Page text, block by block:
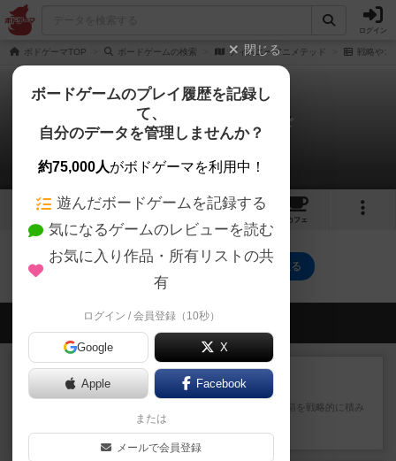
ログイン
ボドゲーマTOP ボードゲームの検索 ディズニーアニメテッド 戦略やコ
ディズニーアニメテッド
0件の戦略やコツ
6 2
カフェ
ディズニーアニメテッドのトップに戻る
会員の新しい投稿
ルール/インスト
マーケットフレッシュ
目的あなたの店先に農産物の木箱を戦略的に積み
重ねて在庫を最大化し、競合...
約1時間前by jurong
閉じる
ボードゲームのプレイ履歴を記録し
て、
自分のデータを管理しませんか？
約75,000人がボドゲーマを利用中！
遊んだボードゲームを記録する
気になるゲームのレビューを読む
お気に入り作品・所有リストの共
有
ログイン / 会員登録（10秒）
Google X
Apple Facebook
または
メールで会員登録